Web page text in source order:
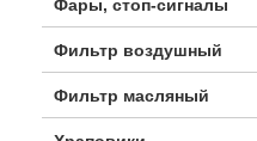
Фары, стоп-сигналы
Фильтр воздушный
Фильтр масляный